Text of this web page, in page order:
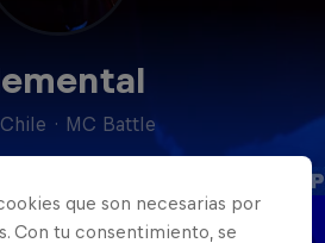
Chile · MC Battle
que son necesarias por
Con tu consentimiento, se